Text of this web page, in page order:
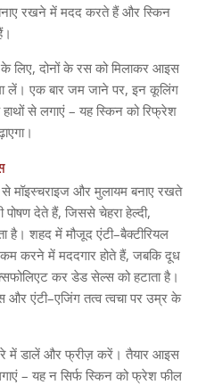
रखने में मदद करते हैं और स्किन
लिए, दोनों के रस को मिलाकर आइस
लें। एक बार जम जाने पर, इन कूलिंग
से लगाएं– यह स्किन को रिफ्रेश
मॉइस्चराइज और मुलायम बनाए रखते
पोषण देते हैं, जिससे चेहरा हेल्दी,
है। शहद में मौजूद एंटी–बैक्टीरियल
कम करने में मददगार होते हैं, जबकि दूध
कर डेड सेल्स को हटाता है।
और एंटी–एजिंग तत्व त्वचा पर उम्र के
में डालें और फ्रीज़ करें। तैयार आइस
– यह न सिर्फ स्किन को फ्रेश फील